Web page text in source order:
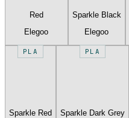
Red
Elegoo
Sparkle Black
Elegoo
PLA
Sparkle Red
PLA
Sparkle Dark Grey